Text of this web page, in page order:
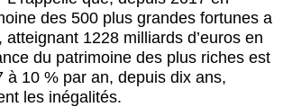
des 500 plus grandes fortunes a
atteignant 1228 milliards d’euros en
du patrimoine des plus riches est
à 10 % par an, depuis dix ans,
les inégalités.